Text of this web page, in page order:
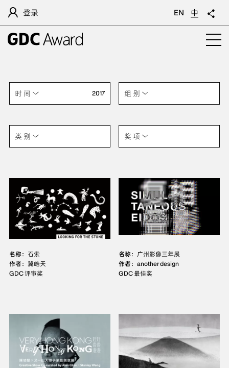
登录 EN 中
时 间 2017 组 别
类 别 奖 项
名称： 石索
作者： 冀皓天
GDC 评审奖
名称： 广州影像三年展
作者：another design
GDC 最佳奖